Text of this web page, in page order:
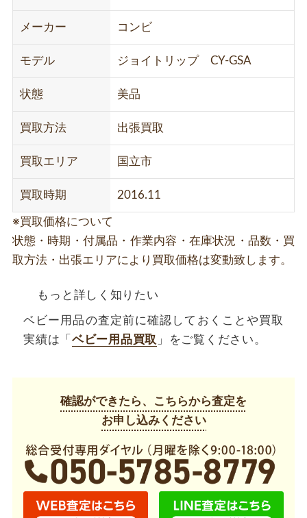
メーカー コンビ
モデル ジョイトリップ CY-GSA
状態 美品
買取方法 出張買取
買取エリア 国立市
買取時期 2016.11
※買取価格について
状態・時期・付属品・作業内容・在庫状況・品数・買
取方法・出張エリアにより買取価格は変動致します。
もっと詳しく知りたい
ベビー用品の査定前に確認しておくことや買取
実績は「 ベビー用品買取 」をご覧ください。
確認ができたら、こちらから査定を
お申し込みください